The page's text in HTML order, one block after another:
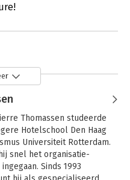
Thomassen studeerde
Hotelschool Den Haag
Universiteit Rotterdam.
snel het organisatie-
Sinds 1993